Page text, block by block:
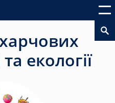
екології